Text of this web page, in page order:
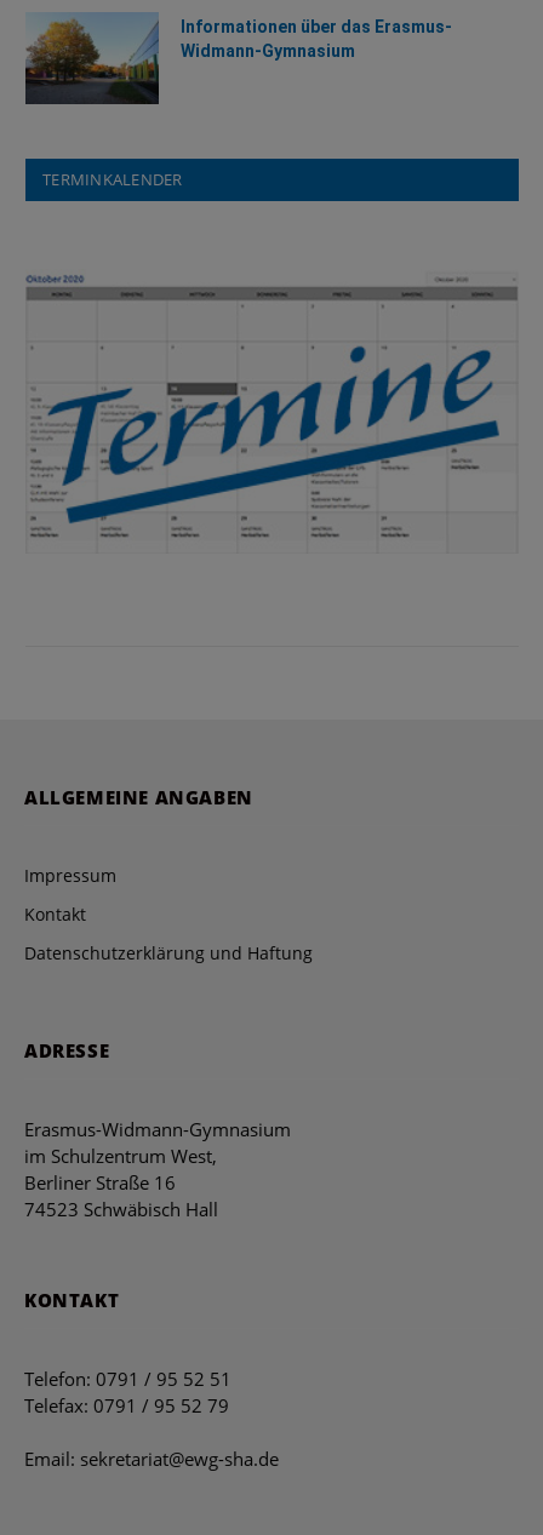
Informationen über das Erasmus-
Widmann-Gymnasium
TERMINKALENDER
ALLGEMEINE ANGABEN
Impressum
Kontakt
Datenschutzerklärung und Haftung
ADRESSE
Erasmus-Widmann-Gymnasium
im Schulzentrum West,
Berliner Straße 16
74523 Schwäbisch Hall
KONTAKT
Telefon: 0791 / 95 52 51
Telefax: 0791 / 95 52 79
Email: sekretariat@ewg-sha.de